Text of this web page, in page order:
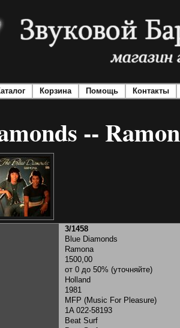
Корзина Помощь Контакты
--
3/1458
Blue Diamonds
Ramona
1500,00
от 0 до 50% (уточняйте)
Holland
1981
MFP (Music For Pleasure)
1A 022-58193
Beat Surf